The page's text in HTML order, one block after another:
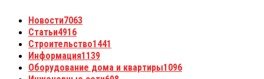
Новости7063
Статьи4916
Строительство1441
Информация1139
Оборудование дома и квартиры1096